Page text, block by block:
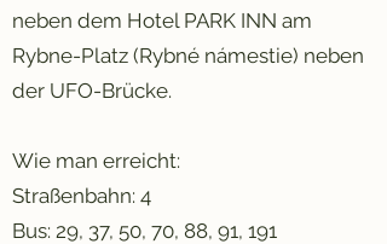
neben dem Hotel PARK INN am
Rybne-Platz (Rybné námestie) neben
der UFO-Brücke.
Wie man erreicht:
Straßenbahn: 4
Bus: 29, 37, 50, 70, 88, 91, 191